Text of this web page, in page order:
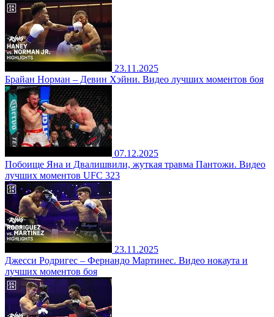
23.11.2025
Брайан Норман – Девин Хэйни. Видео лучших моментов боя
07.12.2025
Побоище Яна и Двалишвили, жуткая травма Пантожи. Видео
лучших моментов UFC 323
23.11.2025
Джесси Родригес – Фернандо Мартинес. Видео нокаута и
лучших моментов боя